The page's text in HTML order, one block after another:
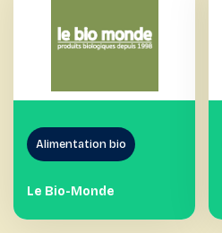
Alimentation bio
Le Bio-Monde